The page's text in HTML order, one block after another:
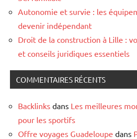
Autonomie et survie : les
devenir indépendant
Droit de la construction à Lille :
et conseils juridiques essentiels
COMMENTAIRES RÉCENTS
Backlinks dans Les meilleures
pour les sportifs
Offre voyages Guadeloupe dans